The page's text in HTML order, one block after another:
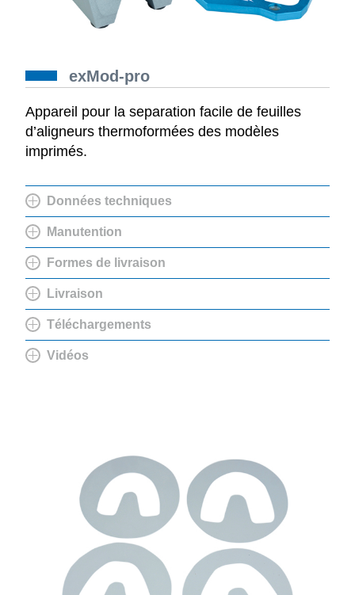
exMod-pro
Appareil pour la separation facile de feuilles
d’aligneurs thermoformées des modèles
imprimés.
Données techniques
Manutention
Formes de livraison
Livraison
Téléchargements
Vidéos